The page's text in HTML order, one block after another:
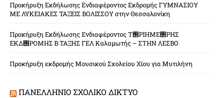
Προκήρυξη Εκδήλωσης Ενδιαφέροντος Εκδρομής ΓΥΜΝΑΣΙΟΥ
ΜΕ ΛΥΚΕΙΑΚΕΣ ΤΑΞΕΙΣ ΒΟΛΙΣΣΟΥ στην Θεσσαλονίκη
Προκήρυξη Εκδήλωσης Ενδιαφέροντος Τ΢ΡΙΗΜΕ΢ΡΗΣ
ΕΚΔ΢ΡΟΜΗΣ Β ΤΑΞΗΣ ΓΕΛ Καλαμωτής – ΣΤΗΝ ΛΕΣΒΟ
Προκήρυξη εκδρομής Μουσικού Σχολείου Χίου για Μυτιλήνη
ΠΑΝΕΛΛΉΝΙΟ ΣΧΟΛΙΚΌ ΔΊΚΤΥΟ